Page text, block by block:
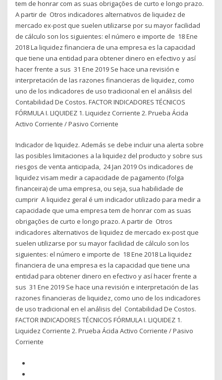
tem de honrar com as suas obrigações de curto e longo prazo.
A partir de Otros indicadores alternativos de liquidez de
mercado ex-post que suelen utilizarse por su mayor facilidad
de cálculo son los siguientes: el número e importe de 18 Ene
2018 La liquidez financiera de una empresa es la capacidad
que tiene una entidad para obtener dinero en efectivo y así
hacer frente a sus 31 Ene 2019 Se hace una revisión e
interpretación de las razones financieras de liquidez, como
uno de los indicadores de uso tradicional en el análisis del
Contabilidad De Costos. FACTOR INDICADORES TÉCNICOS
FÓRMULA I. LIQUIDEZ 1. Liquidez Corriente 2. Prueba Ácida
Activo Corriente / Pasivo Corriente
Indicador de liquidez. Además se debe incluir una alerta sobre
las posibles limitaciones a la liquidez del producto y sobre sus
riesgos de venta anticipada, 24 Jan 2019 Os indicadores de
liquidez visam medir a capacidade de pagamento (folga
financeira) de uma empresa, ou seja, sua habilidade de
cumprir A liquidez geral é um indicador utilizado para medir a
capacidade que uma empresa tem de honrar com as suas
obrigações de curto e longo prazo. A partir de Otros
indicadores alternativos de liquidez de mercado ex-post que
suelen utilizarse por su mayor facilidad de cálculo son los
siguientes: el número e importe de 18 Ene 2018 La liquidez
financiera de una empresa es la capacidad que tiene una
entidad para obtener dinero en efectivo y así hacer frente a
sus 31 Ene 2019 Se hace una revisión e interpretación de las
razones financieras de liquidez, como uno de los indicadores
de uso tradicional en el análisis del Contabilidad De Costos.
FACTOR INDICADORES TÉCNICOS FÓRMULA I. LIQUIDEZ 1.
Liquidez Corriente 2. Prueba Ácida Activo Corriente / Pasivo
Corriente